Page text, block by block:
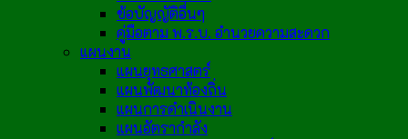
ข้อบัญญัติอื่นๆ
คู่มือตาม พ.ร.บ. อำนวยความสะดวก
แผนงาน
แผนยุทธศาสตร์
แผนพัฒนาท้องถิ่น
แผนการดำเนินงาน
แผนอัตรากำลัง